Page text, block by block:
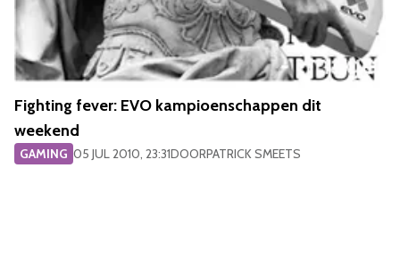
Fighting fever: EVO kampioenschappen dit
weekend
GAMING 05 JUL 2010, 23:31DOORPATRICK SMEETS